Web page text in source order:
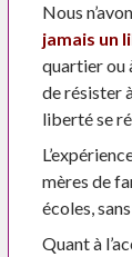
Nous
jamais un
quartier ou
de résister
liberté se
mères de
écoles,
Quant à